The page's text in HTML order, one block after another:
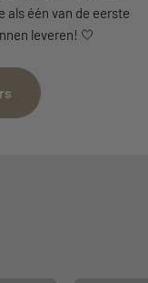
als één van de eerste
leveren! 🤍